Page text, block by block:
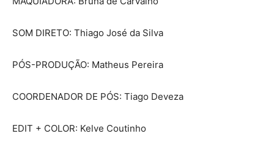
SOM DIRETO: Thiago José da Silva
PÓS-PRODUÇÃO: Matheus Pereira
COORDENADOR DE PÓS: Tiago Deveza
EDIT + COLOR: Kelve Coutinho